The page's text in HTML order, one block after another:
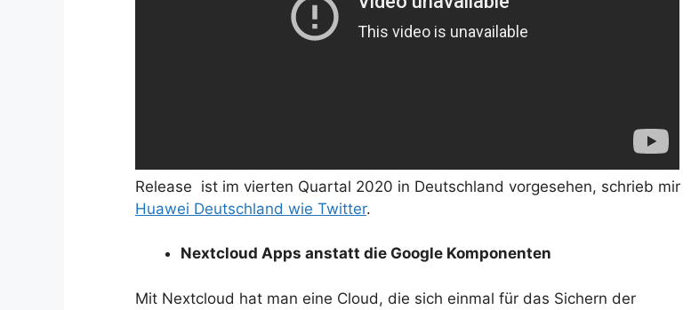
Release ist im vierten Quartal 2020 in Deutschland vorgesehen, schrieb mir
Huawei Deutschland wie Twitter.
Nextcloud Apps anstatt die Google Komponenten
Mit Nextcloud hat man eine Cloud, die sich einmal für das Sichern der